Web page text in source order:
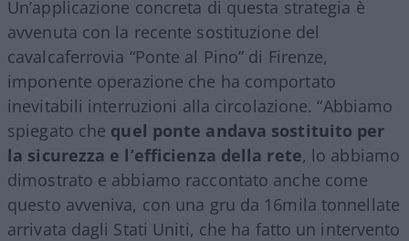
Un’applicazione concreta di questa strategia è
avvenuta con la recente sostituzione del
cavalcaferrovia “Ponte al Pino” di Firenze,
imponente operazione che ha comportato
inevitabili interruzioni alla circolazione. “Abbiamo
spiegato che quel ponte andava sostituito per
la sicurezza e l’efficienza della rete, lo abbiamo
dimostrato e abbiamo raccontato anche come
questo avveniva, con una gru da 16mila tonnellate
arrivata dagli Stati Uniti, che ha fatto un intervento